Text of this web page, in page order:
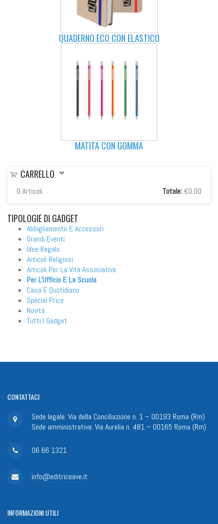
QUADERNO ECO CON ELASTICO
MATITA CON GOMMA
CARRELLO
0 Articoli Totale: €0,00
TIPOLOGIEDI GADGET
Abbigliamento E Accessori
Grandi Eventi
Idee Regalo
Articoli Religiosi
Articoli Per La Vita Associativa
Per L'Ufficio E La Scuola
Casa E Quotidiano
Special Price
Novità
Tutti I Gadget
CONTATTACI
Sede legale: Via della Conciliazione n. 1 – 00193 Roma (Rm)
Sede amministrativa: Via Aurelia n. 481 – 00165 Roma (Rm)
06 66 1321
info@editriceave.it
INFORMAZIONIUTILI